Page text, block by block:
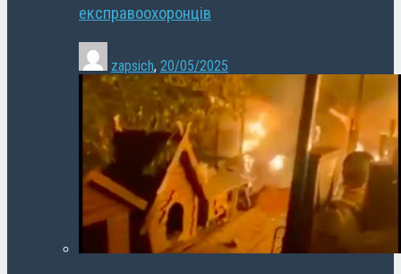
експравоохоронців
zapsich, 20/05/2025